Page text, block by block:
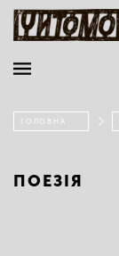
ГОЛОВНА
ПОЕЗІЯ